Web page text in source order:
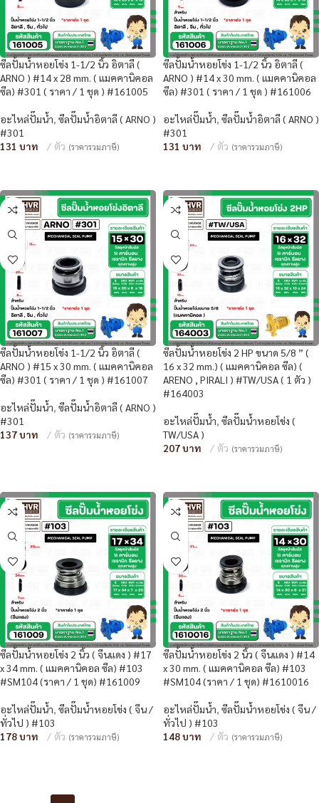
ซีลปั้มน้ำหอยโข่ง 1-1/2 นิ้ว อิตาลี (
ARNO ) #14 x 28 mm. ( แมคคานิคอล
ซีล) #301 ( ราคา / 1 ชุด ) #161005
อะไหล่ปั๊มน้ำ, ซีลปั๊มน้ำอิตาลี ( ARNO )
#301
131
ตัว (ราคารวมภาษี)
ซีลปั้มน้ำหอยโข่ง 1-1/2 นิ้ว อิตาลี (
ARNO ) #14 x 30 mm. ( แมคคานิคอล
ซีล) #301 ( ราคา / 1 ชุด ) #161006
อะไหล่ปั๊มน้ำ, ซีลปั๊มน้ำอิตาลี ( ARNO )
#301
131
ตัว (ราคารวมภาษี)
ซีลปั้มน้ำหอยโข่ง 1-1/2 นิ้ว อิตาลี (
ARNO ) #15 x 30 mm. ( แมคคานิคอล
ซีล) #301 ( ราคา / 1 ชุด ) #161007
อะไหล่ปั๊มน้ำ, ซีลปั๊มน้ำอิตาลี ( ARNO )
#301
137
ตัว (ราคารวมภาษี)
ซีลปั้มน้ำหอยโข่ง 2 HP ขนาด 5/8 ” (
16 x 32 mm.) ( แมคคานิคอล ซีล) (
ARENO , PIRALI ) #TW/USA ( 1 ตัว )
#164003
อะไหล่ปั๊มน้ำ, ซีลปั๊มน้ำหอยโข่ง (
TW/USA )
207
ตัว (ราคารวมภาษี)
ซีลปั้มน้ำหอยโข่ง 2 นิ้ว ( จีนแดง ) #17
x 34 mm. ( แมคคานิคอล ซีล) #103
#SM104 (ราคา / 1 ชุด) #161009
อะไหล่ปั๊มน้ำ, ซีลปั๊มน้ำหอยโข่ง ( จีน /
ทั่วไป ) #103
178
ตัว (ราคารวมภาษี)
ซีลปั้มน้ำหอยโข่ง 2 นิ้ว ( จีนแดง ) #14
x 30 mm. ( แมคคานิคอล ซีล) #103
#SM104 (ราคา / 1 ชุด) #1610016
อะไหล่ปั๊มน้ำ, ซีลปั๊มน้ำหอยโข่ง ( จีน /
ทั่วไป ) #103
148
ตัว (ราคารวมภาษี)